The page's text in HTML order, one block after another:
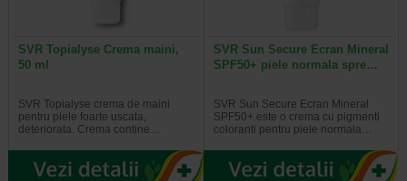
SVR Topialyse Crema maini,
50 ml
SVR Topialyse crema de maini
pentru piele foarte uscata,
deteriorata. Crema contine…
SVR Sun Secure Ecran Mineral
SPF50+ piele normala spre…
SVR Sun Secure Ecran Mineral
SPF50+ este o crema cu pigmenti
coloranti pentru piele normala…